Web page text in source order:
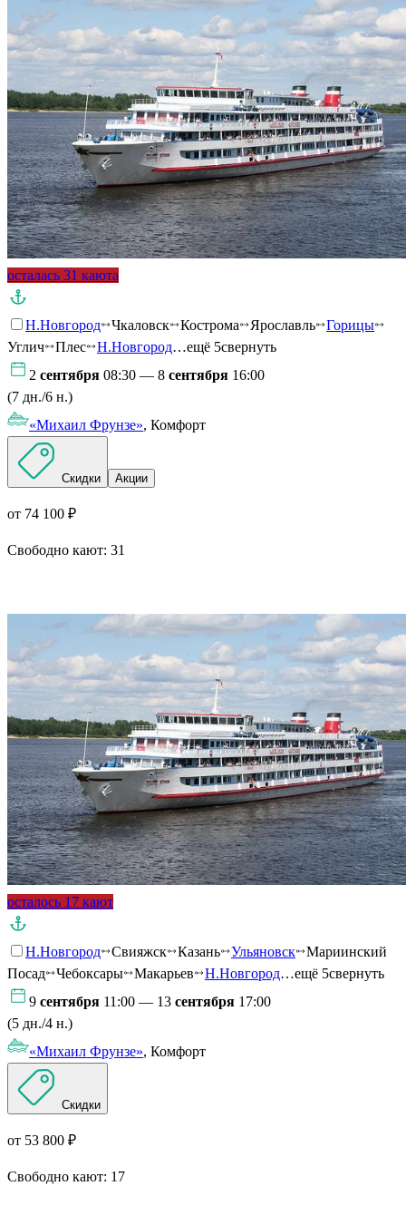
осталась 31 каюта
Н.Новгород Чкаловск Кострома Ярославль
Горицы
Углич
Плес Н.Новгород…ещё 5свернуть
2 сентября 08:30 — 8 сентября 16:00
(7 дн./6 н.)
«Михаил Фрунзе», Комфорт
Скидки Акции
от 74 100 ₽
Свободно кают: 31
осталось 17 кают
Н.Новгород Свияжск Казань Ульяновск
Мариинский
Посад
Чебоксары Макарьев Н.Новгород…ещё 5свернуть
9 сентября 11:00 — 13 сентября 17:00
(5 дн./4 н.)
«Михаил Фрунзе», Комфорт
Скидки
от 53 800 ₽
Свободно кают: 17